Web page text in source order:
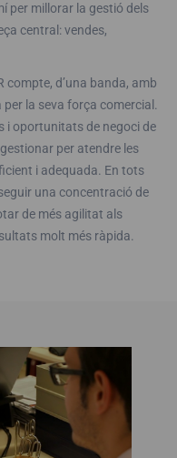
per millorar la gestió dels
central: vendes,
compte, d’una banda, amb
la seva força comercial.
i oportunitats de negoci de
per atendre les
i adequada. En tots
una concentració de
de més agilitat als
molt més ràpida.